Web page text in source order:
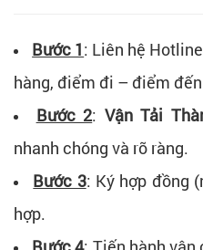
Bước 1: Liên hệ
hàng, điểm đi – điểm
Bước 2: Vận Tải
nhanh chóng và rõ ràng.
Bước 3: Ký hợp đồng
hợp.